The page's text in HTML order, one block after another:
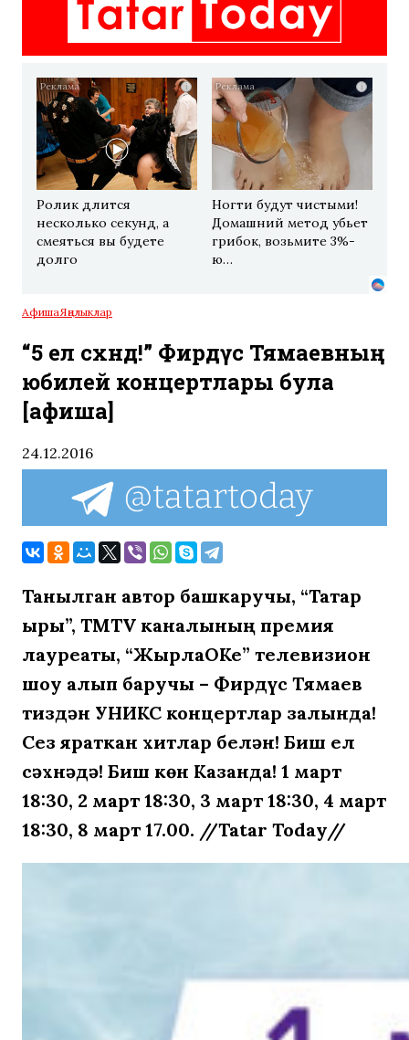
i
Ролик длится
несколько секунд, а
смеяться вы будете
долго
i
Ногти будут чистыми!
Домашний метод убьет
грибок, возьмите 3%-
ю…
АфишаЯңалыклар
“5 ел сәхнәдә!” Фирдүс Тямаевның
юбилей концертлары була
[афиша]
24.12.2016
Танылган автор башкаручы, “Татар
җыры”, TMTV каналының премия
лауреаты, “ЖырлаОКе” телевизион
шоу алып баручы – Фирдүс Тямаев
тиздән УНИКС концертлар залында!
Сез яраткан хитлар белән! Биш ел
сәхнәдә! Биш көн Казанда! 1 март
18:30, 2 март 18:30, 3 март 18:30, 4 март
18:30, 8 март 17.00. //Tatar Today//